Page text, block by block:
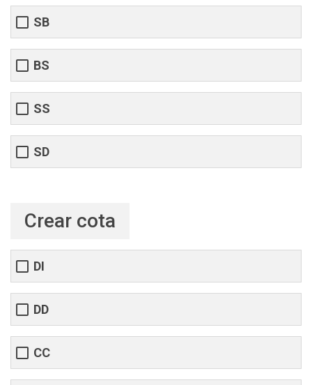
SB
BS
SS
SD
Crear cota
DI
DD
CC